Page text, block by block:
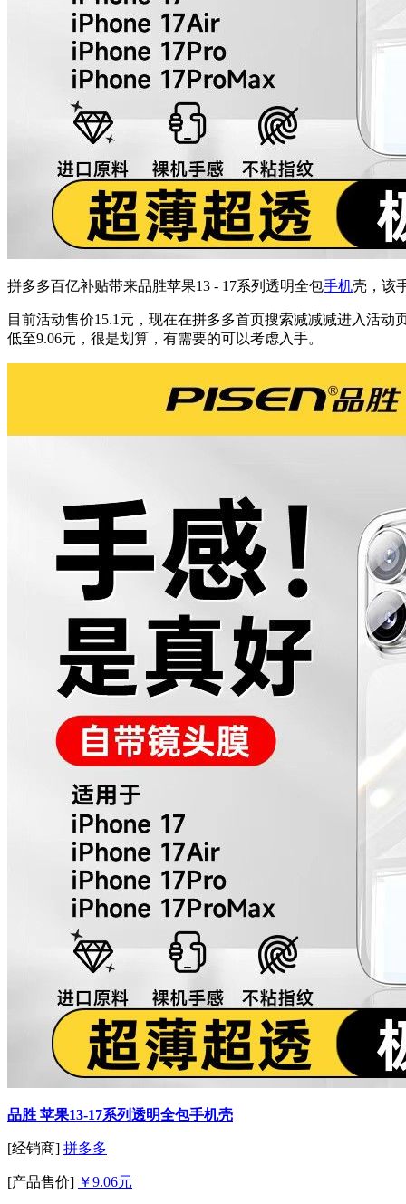
拼多多百亿补贴带来品胜苹果13 - 17系列透明全包手机壳，该
目前活动售价15.1元，现在在拼多多首页搜索减减减进入活
低至9.06元，很是划算，有需要的可以考虑入手。
品胜 苹果13-17系列透明全包手机壳
[经销商] 拼多多
[产品售价] ￥9.06元